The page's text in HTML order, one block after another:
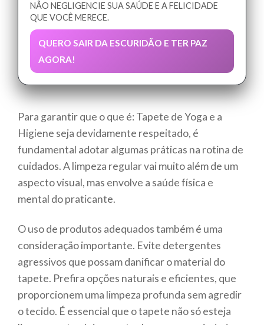
NÃO NEGLIGENCIE SUA SAÚDE E A FELICIDADE
QUE VOCÊ MERECE.
QUERO SAIR DA ESCURIDÃO E TER PAZ
AGORA!
Para garantir que o que é: Tapete de Yoga e a
Higiene seja devidamente respeitado, é
fundamental adotar algumas práticas na rotina de
cuidados. A limpeza regular vai muito além de um
aspecto visual, mas envolve a saúde física e
mental do praticante.
O uso de produtos adequados também é uma
consideração importante. Evite detergentes
agressivos que possam danificar o material do
tapete. Prefira opções naturais e eficientes, que
proporcionem uma limpeza profunda sem agredir
o tecido. É essencial que o tapete não só esteja